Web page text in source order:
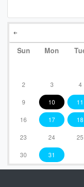
Sun Mon
2 3 4
9 10 11
16 17 18
23 24 25
30 31